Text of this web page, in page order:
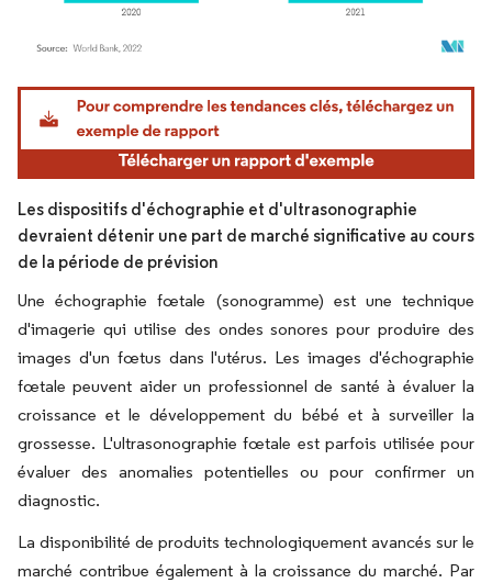
Image © Mordor Intelligence. La réutilisation nécessite une attribution sous CC BY
Les dispositifs d'échographie et d'ultrasonographie
devraient détenir une part de marché significative au cours
de la période de prévision
Une échographie fœtale (sonogramme) est une technique
d'imagerie qui utilise des ondes sonores pour produire des
images d'un fœtus dans l'utérus. Les images d'échographie
fœtale peuvent aider un professionnel de santé à évaluer la
croissance et le développement du bébé et à surveiller la
grossesse. L'ultrasonographie fœtale est parfois utilisée pour
évaluer des anomalies potentielles ou pour confirmer un
diagnostic.
La disponibilité de produits technologiquement avancés sur le
marché contribue également à la croissance du marché. Par